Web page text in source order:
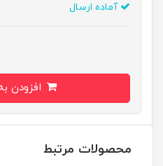
آماده ارسال
محصولات مرتبط